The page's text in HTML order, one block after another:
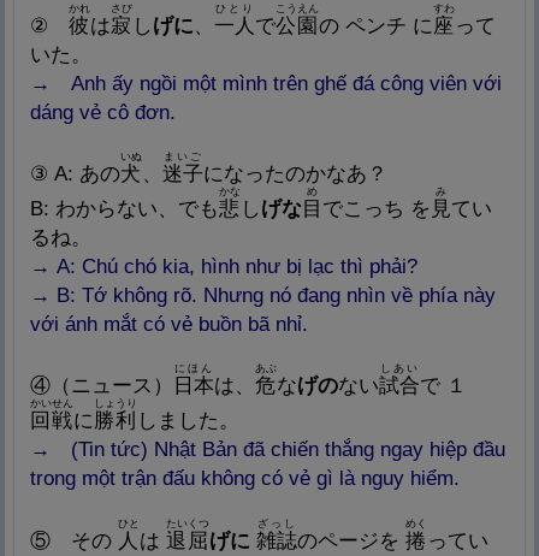
② 彼
Nghĩa: Bên kia, kẻ khác, đối
かれ
は寂
さび
し げに 一 人
ひとり
で公
Nghĩa: Quần chúng, chính thức,
園
Nghĩa: Vườn, công viên, trang
こうえん
の ペンチ に 座
すわ
って
いた。
→ Anh ấy ngồi một mình trên ghế đá công viên với
dáng vẻ cô đơn.
③ A: あの犬
いぬ
迷子
まいご
になったのかなあ？
B: わからない、でも悲
かな
し げな 目
め
でこっち を 見
み
てい
るね。
→ A: Chú chó kia, hình như bị lạc thì phải?
→ B: Tớ không rõ. Nhưng nó đang nhìn về phía này
với ánh mắt có vẻ buồn bã nhỉ.
④（ニュース） 日 本
Nghĩa: Gốc, rễ, cội nguồn của
にほん
は、 危
あぶ
なげのない試合
しあい
で １
回戦
かいせん
に 勝利
Nghĩa: Nhanh nhẩu, lợi ích,
しょうり
しました。
→ (Tin tức) Nhật Bản đã chiến thắng ngay hiệp đầu
trong một trận đấu không có vẻ gì là nguy hiểm.
⑤ その 人
ひと
は 退 屈
たいくつ
げに 雑誌
ざっし
のページを 捲
めく
ってい